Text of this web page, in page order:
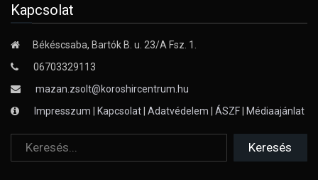
Kapcsolat
Békéscsaba, Bartók B. u. 23/A Fsz. 1.
06703329113
mazan.zsolt@koroshircentrum.hu
Impresszum | Kapcsolat| Adatvédelem | ÁSZF| Médiaajánlat